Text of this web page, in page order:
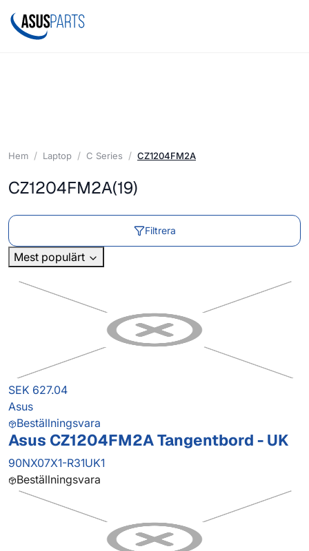
Hem Laptop C Series CZ1204FM2A
CZ1204FM2A(19)
Filtrera
Mest populärt
SEK 627.04
Asus
Beställningsvara
Asus CZ1204FM2A Tangentbord - UK
90NX07X1-R31UK1
Beställningsvara